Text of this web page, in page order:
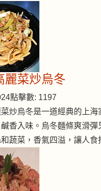
麗菜炒烏冬
點擊數: 1197
炒烏冬是一道經典的上海
香入味。烏冬麵條爽滑彈
蔬菜，香氣四溢，讓人